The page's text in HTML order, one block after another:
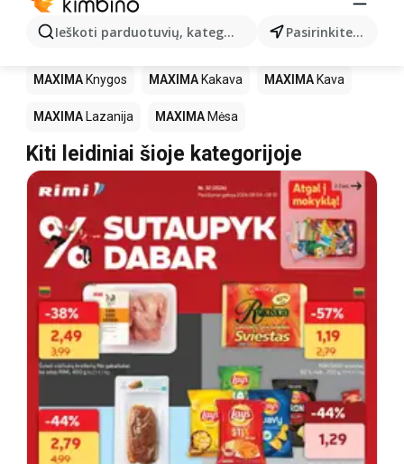
Ieškoti parduotuvių, kategorijų, produktų... Pasirinkite miestą
Kiti produktai parduotuvėse MAXIMA
MAXIMA LEGO MAXIMA Gėrimai MAXIMA
MAXIMA Knygos MAXIMA Kakava MAXIMA Kava
MAXIMA Lazanija MAXIMA Mėsa
Kiti leidiniai šioje kategorijoje